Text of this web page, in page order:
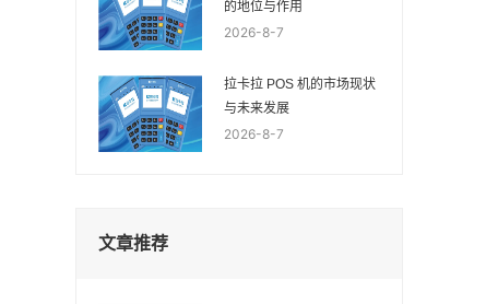
的地位与作用
2026-8-7
拉卡拉 POS 机的市场现状
与未来发展
2026-8-7
文章推荐